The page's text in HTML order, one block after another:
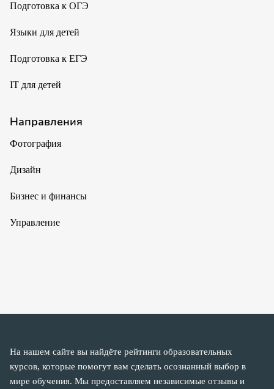
Подготовка к ОГЭ
Языки для детей
Подготовка к ЕГЭ
IT для детей
Направления
Фотография
Дизайн
Бизнес и финансы
Управление
На нашем сайте вы найдёте рейтинги образовательных
курсов, которые помогут вам сделать осознанный выбор в
мире обучения. Мы предоставляем независимые отзывы и